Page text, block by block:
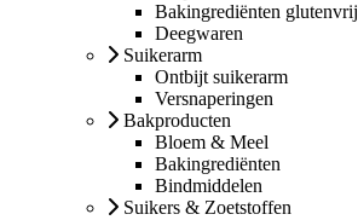
Bakingrediënten glutenvrij
Deegwaren
Suikerarm
Ontbijt suikerarm
Versnaperingen
Bakproducten
Bloem & Meel
Bakingrediënten
Bindmiddelen
Suikers & Zoetstoffen